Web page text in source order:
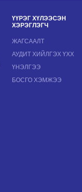
ҮҮРЭГ ХҮЛЭЭСЭН
ХЭРЭГЛЭГЧ
ЖАГСААЛТ
АУДИТ ХИЙЛГЭХ ҮХХ
ҮНЭЛГЭЭ
БОСГО ХЭМЖЭЭ